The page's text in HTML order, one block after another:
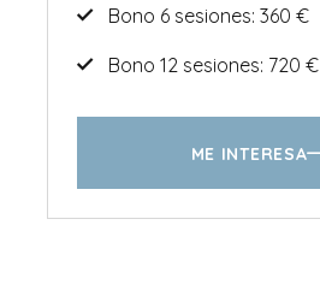
Bono 6 sesiones: 360 €
Bono 12 sesiones: 720 €
ME INTERESA